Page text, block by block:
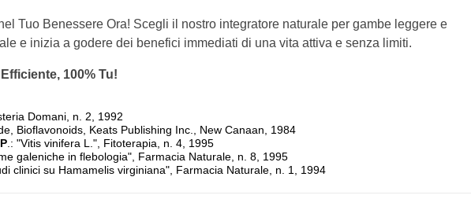
Tuo Benessere Ora! Scegli il nostro integratore naturale per gambe leggere e
e inizia a godere dei benefici immediati di una vita attiva e senza limiti.
100% Tu!
Domani, n. 2, 1992
Bioflavonoids, Keats Publishing Inc., New Canaan, 1984
.: "Vitis vinifera L.", Fitoterapia, n. 4, 1995
galeniche in flebologia", Farmacia Naturale, n. 8, 1995
clinici su Hamamelis virginiana", Farmacia Naturale, n. 1, 1994